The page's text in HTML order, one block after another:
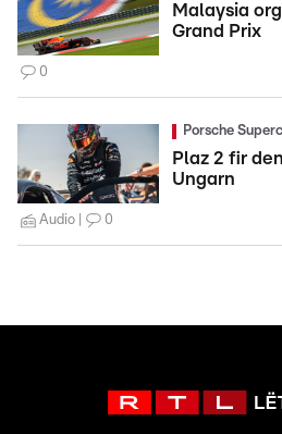
Malaysia
Grand Prix
0
Porsche
Plaz 2 fir
Ungarn
Audio 0